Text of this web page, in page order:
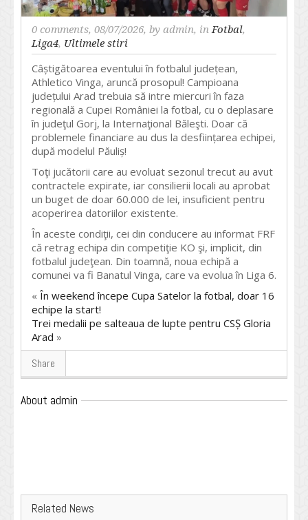
0 comments, 08/07/2026, by admin, inFotbal,
Liga4, Ultimele stiri
Câștigătoarea eventului în fotbalul județean,
Athletico Vinga, aruncă prosopul! Campioana
județului Arad trebuia să intre miercuri în faza
regională a Cupei României la fotbal, cu o deplasare
în judeţul Gorj, la Internaţional Băleşti. Doar că
problemele financiare au dus la desființarea echipei,
după modelul Păuliș!
Toţi jucătorii care au evoluat sezonul trecut au avut
contractele expirate, iar consilierii locali au aprobat
un buget de doar 60.000 de lei, insuficient pentru
acoperirea datoriilor existente.
În aceste condiţii, cei din conducere au informat FRF
că retrag echipa din competiţie KO şi, implicit, din
fotbalul judeţean. Din toamnă, noua echipă a
comunei va fi Banatul Vinga, care va evolua în Liga 6.
« În weekend începe Cupa Satelor la fotbal, doar 16
echipe la start!
Trei medalii pe salteaua de lupte pentru CSȘ Gloria
Arad »
Share
About admin
Related News